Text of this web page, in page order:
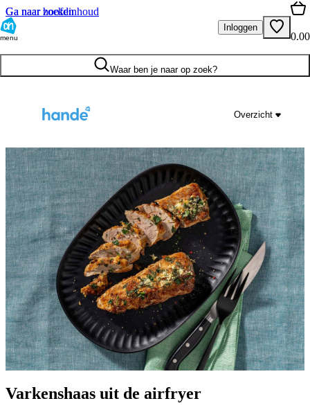
Ga naar hoofdinhoud
Ga naar zoeken
menu
Inloggen
0.00
Waar ben je naar op zoek?
Overzicht
Varkenshaas uit de airfryer